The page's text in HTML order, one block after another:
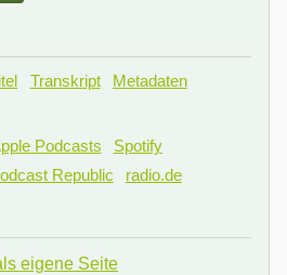
Transkript
Metadaten
Podcasts
Spotify
Republic
radio.de
eigene Seite